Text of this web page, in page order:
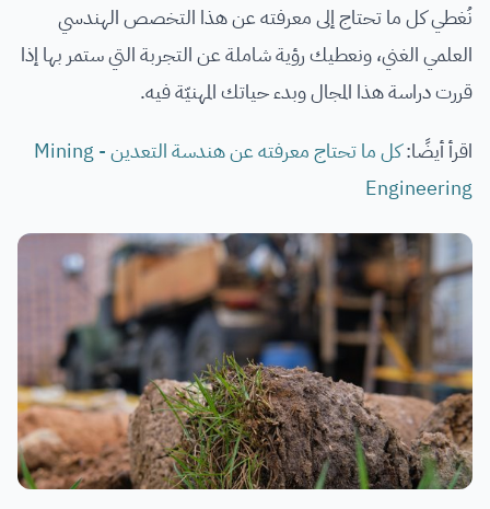
نُغطي كل ما تحتاج إلى معرفته عن هذا التخصص الهندسي
العلمي الغني، ونعطيك رؤية شاملة عن التجربة التي ستمر بها إذا
قررت دراسة هذا المجال وبدء حياتك المهنيّة فيه.
اقرأ أيضًا:
كل ما تحتاج معرفته عن هندسة التعدين - Mining
Engineering